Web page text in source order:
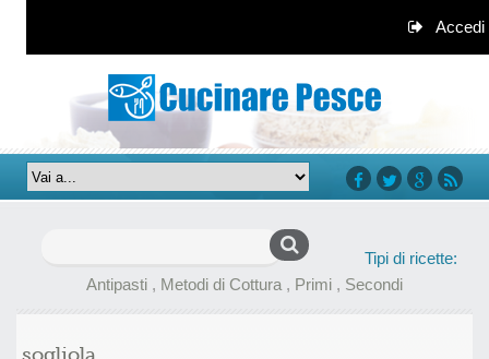
Accedi
Tipi di ricette:
Antipasti , Metodi di Cottura , Primi , Secondi
sogliola